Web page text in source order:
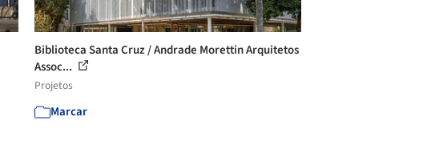
Biblioteca Santa Cruz / Andrade Morettin Arquitetos
Assoc...
Projetos
Marcar